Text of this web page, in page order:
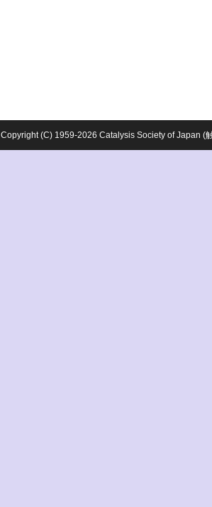
Copyright (C) 1959-2026 Catalysis Society of Japan (